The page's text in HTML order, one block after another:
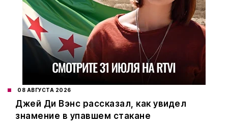
08 АВГУСТА 2026
Джей Ди Вэнс рассказал, как увидел
знамение в упавшем стакане